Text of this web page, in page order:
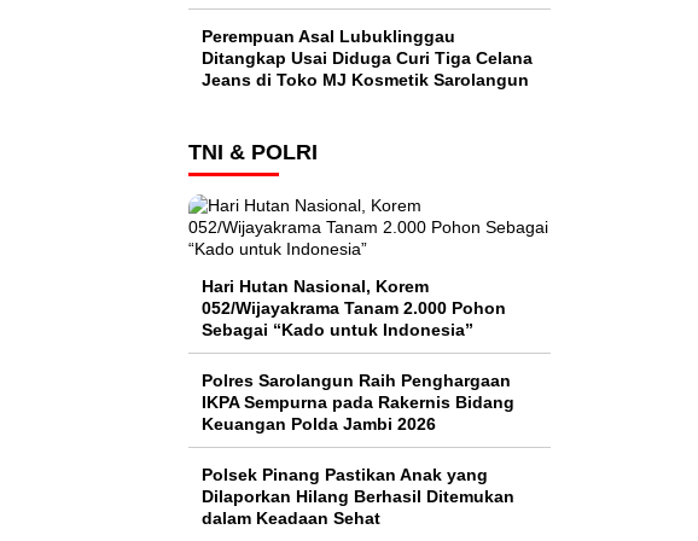
Perempuan Asal Lubuklinggau
Ditangkap Usai Diduga Curi Tiga Celana
Jeans di Toko MJ Kosmetik Sarolangun
TNI & POLRI
Hari Hutan Nasional, Korem
052/Wijayakrama Tanam 2.000 Pohon
Sebagai “Kado untuk Indonesia”
Polres Sarolangun Raih Penghargaan
IKPA Sempurna pada Rakernis Bidang
Keuangan Polda Jambi 2026
Polsek Pinang Pastikan Anak yang
Dilaporkan Hilang Berhasil Ditemukan
dalam Keadaan Sehat